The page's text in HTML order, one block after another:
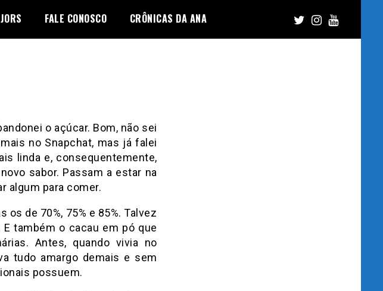
FALE CONOSCO CRÔNICAS DA ANA
o açúcar. Bom, não sei
no Snapchat, mas já falei
linda e, consequentemente,
sabor. Passam a estar na
algum para comer.
de 70%, 75% e 85%. Talvez
também o cacau em pó que
Antes, quando vivia no
tudo amargo demais e sem
possuem.